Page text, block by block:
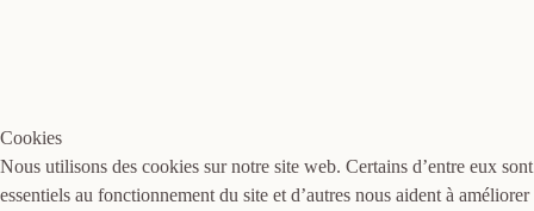
Cookies
Nous utilisons des cookies sur notre site web. Certains d’entre eux sont
essentiels au fonctionnement du site et d’autres nous aident à améliorer